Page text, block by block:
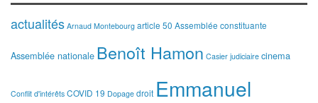
actualités Arnaud Montebourg article 50 Assemblée constituante
Assemblée nationale Benoît Hamon Casier judiciaire cinema
Conflit d'intérêts COVID 19 Dopage droit Emmanuel